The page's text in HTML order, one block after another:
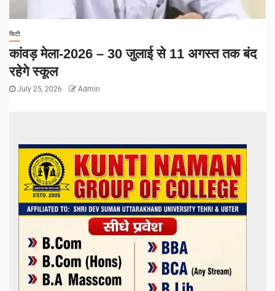
सिटी
कांवड़ मेला-2026 – 30 जुलाई से 11 अगस्त तक बंद
रहेगे स्कूल
July 25, 2026 Admin